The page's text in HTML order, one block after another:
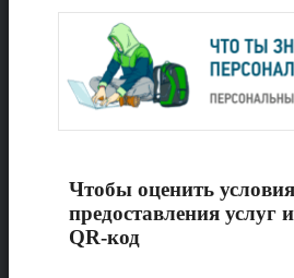
Чтобы оценить условия
предоставления услуг
QR-код